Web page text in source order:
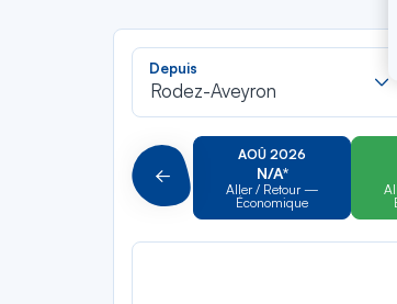
Depuis
Rodez-Aveyron
Précédent
AOÛ 2026
N/A*
Aller / Retour —
Économique